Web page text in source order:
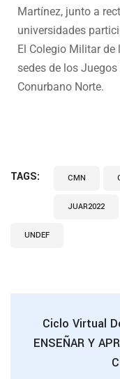
Martínez, junto a
universidades
El Colegio Militar
sedes de los
Conurbano Norte.
TAGS: CMN
JUAR2022
UNDEF
Ciclo Virtual
ENSEÑAR Y